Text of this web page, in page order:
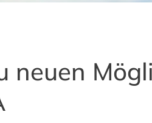
neuen